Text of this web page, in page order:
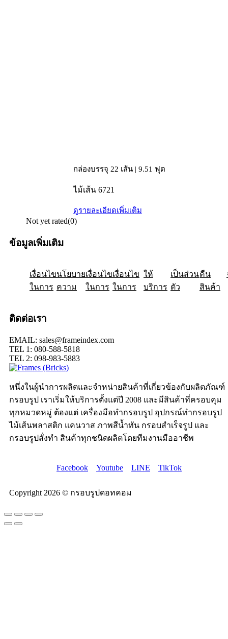
กล่องบรรจุ 22 เส้น | 9.51 ฟุต
ไม้เส้น 6721
ดูรายละเอียดเพิ่มเติม
Not yet rated(0)
หนึ่งในผู้นำการผลิตและจำหน่ายสินค้าที่เกี่ยวข้องกับผลิตภัณฑ์
กรอบรูป เราเริ่มให้บริการตั้งแต่ปี 2008 และมีสินค้าที่ครอบคุม
ทุกหมวดหมู่ ต้องแต่ เครื่องมือทำกรอบรูป อุปกรณ์ทำกรอบรูป
ไม้เส้นพลาสติก แคนวาส ภาพสีน้ำทัน กรอบสำเร็จรูป และ
กรอบรูปสั่งทำ สินค้าทุกชนิดผลิตโดยทีมงานมืออาชีพ
Facebook Youtube LINE TikTok
Copyright 2026 © กรอบรูปดอทคอม
ข้อมูลเพิ่มเติม
เงื่อนไข
ในการ
ให้
บริการ
นโยบาย
ความ
เป็นส่วน
ตัว
เงื่อนไข
ในการ
คืน
สินค้า
เงื่อนไข
ในการ
ติดต่อเรา
EMAIL: sales@frameindex.com
TEL 1: 080-588-5818
TEL 2: 098-983-5883